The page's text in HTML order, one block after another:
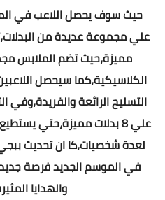
حيث سوف يحصل اللاعب في
علي مجموعة عديدة من
مميزة،حيث تضم الملابس
الكلاسيكية،كما سيحصل
التسليح الرائعة
علي 8 بدلات مميزة،حتي
لعدة شخصيات،كا ان تحديث
في الموسم الجديد فرصة
والهدايا